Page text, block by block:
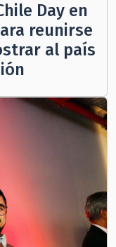
Day en
reunirse
al país